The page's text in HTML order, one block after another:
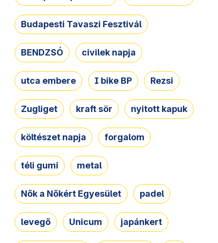
Budapesti Tavaszi Fesztivál
BENDZSÓ civilek napja
utca embere I bike BP Rezsi
Zugliget kraft sör nyitott kapuk
költészet napja forgalom
téli gumi metal
Nők a Nőkért Egyesület padel
levegő Unicum japánkert